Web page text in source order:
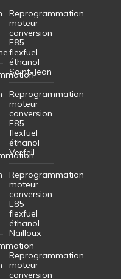
Reprogrammation
moteur
conversion
E85
flexfuel
éthanol
Saint-Jean
Reprogrammation
moteur
conversion
E85
flexfuel
éthanol
Verfeil
Reprogrammation
moteur
conversion
E85
flexfuel
éthanol
Nailloux
Reprogrammation
moteur
conversion